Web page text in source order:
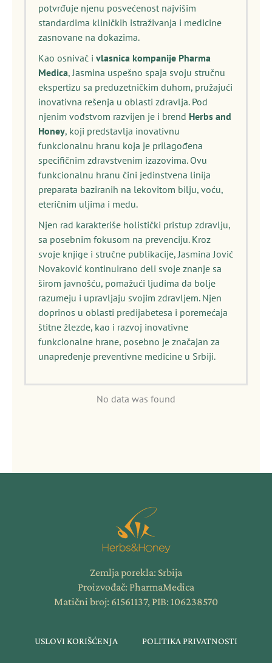
potvrđuje njenu posvećenost najvišim
standardima kliničkih istraživanja i medicine
zasnovane na dokazima.
Kao osnivač i vlasnica kompanije Pharma
Medica, Jasmina uspešno spaja svoju stručnu
ekspertizu sa preduzetničkim duhom, pružajući
inovativna rešenja u oblasti zdravlja. Pod
njenim vođstvom razvijen je i brend Herbs and
Honey, koji predstavlja inovativnu
funkcionalnu hranu koja je prilagođena
specifičnim zdravstvenim izazovima. Ovu
funkcionalnu hranu čini jedinstvena linija
preparata baziranih na lekovitom bilju, voću,
eteričnim uljima i medu.
Njen rad karakteriše holistički pristup zdravlju,
sa posebnim fokusom na prevenciju. Kroz
svoje knjige i stručne publikacije, Jasmina Jović
Novaković kontinuirano deli svoje znanje sa
širom javnošću, pomažući ljudima da bolje
razumeju i upravljaju svojim zdravljem. Njen
doprinos u oblasti predijabetesa i poremećaja
štitne žlezde, kao i razvoj inovativne
funkcionalne hrane, posebno je značajan za
unapređenje preventivne medicine u Srbiji.
No data was found
Zemlja porekla: Srbija
Proizvođač: PharmaMedica
Matični broj: 61561137, PIB: 106238570
USLOVI KORIŠĆENJA POLITIKA PRIVATNOSTI